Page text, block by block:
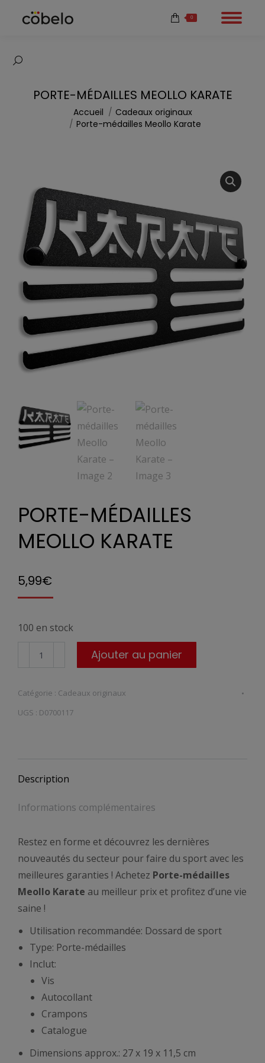
Recherche
0
PORTE-MÉDAILLES MEOLLO KARATE
Vous êtes ici :Accueil
Cadeaux originaux
Porte-médailles Meollo Karate
PORTE-MÉDAILLES
MEOLLO KARATE
5,99€
100 en stock
quantité
médailles
Meollo
Ajouter au panier
Catégorie : Cadeaux originaux
UGS : D0700117
Description
Informations complémentaires
Restez en forme et découvrez les dernières
nouveautés du secteur pour faire du sport avec les
meilleures garanties ! Achetez Porte-médailles
Meollo Karate au meilleur prix et profitez d’une vie
saine !
Utilisation recommandée: Dossard de sport
Type: Porte-médailles
Inclut:
Vis
Autocollant
Crampons
Catalogue
Dimensions approx.: 27 x 19 x 11,5 cm